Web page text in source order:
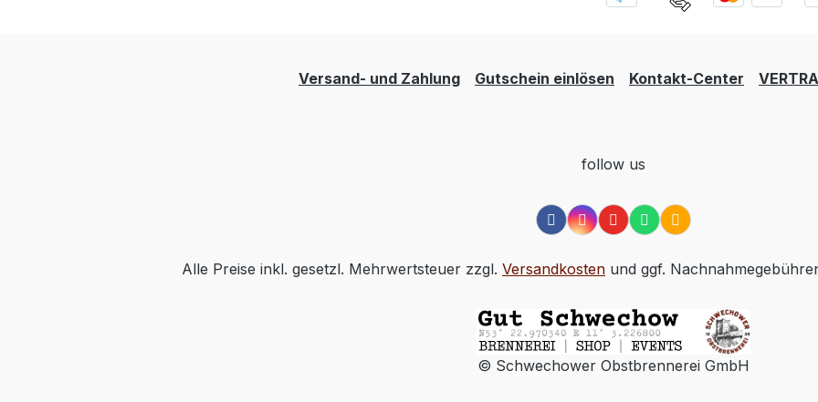
Versand- und Zahlung Gutschein einlösen Kontakt-Center
follow us
Alle Preise inkl. gesetzl. Mehrwertsteuer zzgl. Versandkosten und ggf.
© Schwechower Obstbrennerei GmbH